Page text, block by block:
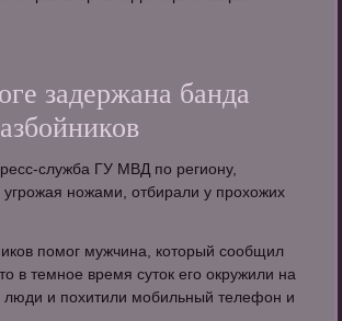
задержана банда
служба ГУ МВД по региону,
ножами, отбирали у прохожих
помог мужчина, который сообщил
в темное время суток его окружили на
и похитили мобильный телефон и